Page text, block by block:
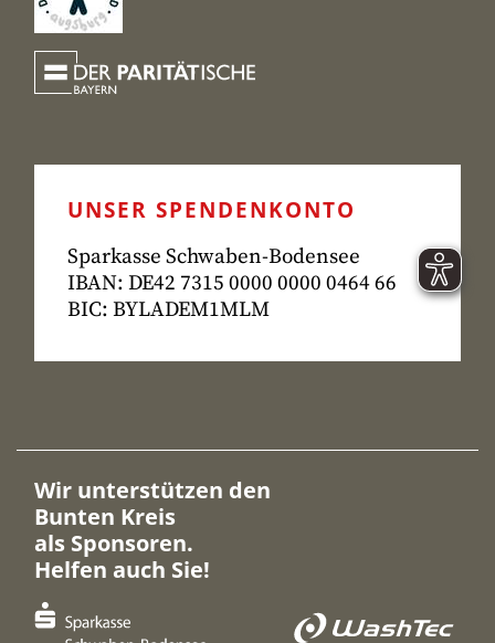
UNSER SPENDENKONTO
Sparkasse Schwaben-Bodensee
IBAN: DE42 7315 0000 0000 0464 66
BIC: BYLADEM1MLM
Wir unterstützen den
Bunten Kreis
als Sponsoren.
Helfen auch Sie!